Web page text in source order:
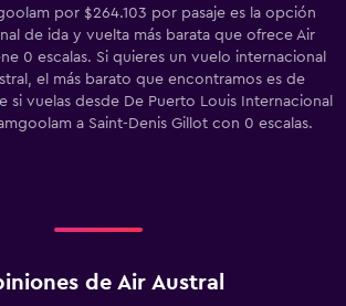
por $264.103 por pasaje es la opción
de ida y vuelta más barata que ofrece Air
0 escalas. Si quieres un vuelo internacional
el más barato que encontramos es de
si vuelas desde De Puerto Louis Internacional
a Saint-Denis Gillot con 0 escalas.
de Air Austral